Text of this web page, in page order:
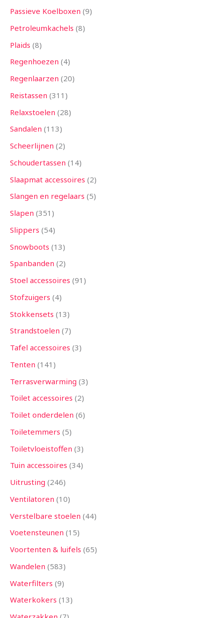
Passieve Koelboxen 9
Petroleumkachels 8
Plaids 8
Regenhoezen 4
Regenlaarzen 20
Reistassen 311
Relaxstoelen 28
Sandalen 113
Scheerlijnen 2
Schoudertassen 14
Slaapmat accessoires 2
Slangen en regelaars 5
Slapen 351
Slippers 54
Snowboots 13
Spanbanden 2
Stoel accessoires 91
Stofzuigers 4
Stokkensets 13
Strandstoelen 7
Tafel accessoires 3
Tenten 141
Terrasverwarming 3
Toilet accessoires 2
Toilet onderdelen 6
Toiletemmers 5
Toiletvloeistoffen 3
Tuin accessoires 34
Uitrusting 246
Ventilatoren 10
Verstelbare stoelen 44
Voetensteunen 15
Voortenten & luifels 65
Wandelen 583
Waterfilters 9
Waterkokers 13